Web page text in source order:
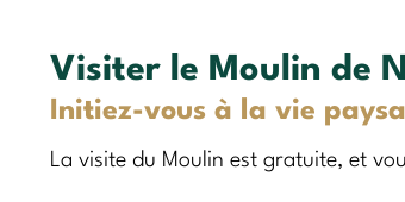
Visiter le Moulin de
Initiez-vous à la vie
La visite du Moulin est gratuite, et